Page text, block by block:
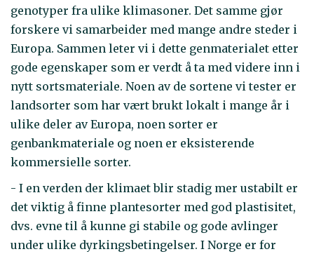
genotyper fra ulike klimasoner. Det samme gjør
forskere vi samarbeider med mange andre steder i
Europa. Sammen leter vi i dette genmaterialet etter
gode egenskaper som er verdt å ta med videre inn i
nytt sortsmateriale. Noen av de sortene vi tester er
landsorter som har vært brukt lokalt i mange år i
ulike deler av Europa, noen sorter er
genbankmateriale og noen er eksisterende
kommersielle sorter.
- I en verden der klimaet blir stadig mer ustabilt er
det viktig å finne plantesorter med god plastisitet,
dvs. evne til å kunne gi stabile og gode avlinger
under ulike dyrkingsbetingelser. I Norge er for